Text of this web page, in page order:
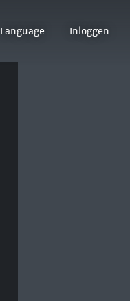
Language Inloggen